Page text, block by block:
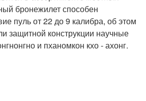
бронежилет способен
пуль от 22 до 9 калибра, об этом
защитной конструкции научные
и пханомкон кхо - ахонг.